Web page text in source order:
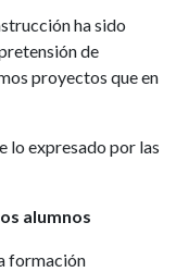
ha sido
de
proyectos que en
lo expresado por las
alumnos
formación